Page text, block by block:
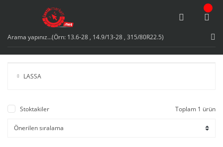
LASSA
Stoktakiler Toplam 1 ürün